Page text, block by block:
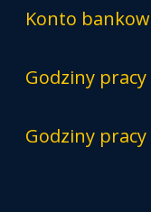
Konto
Godziny pracy
Godziny pracy